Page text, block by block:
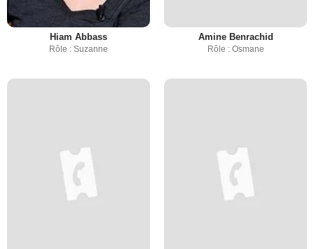
Hiam Abbass
Rôle : Suzanne
Amine Benrachid
Rôle : Osmane